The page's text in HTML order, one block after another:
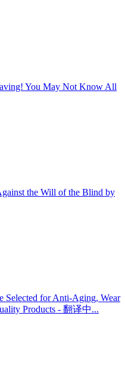
You May Not Know All
the Will of the Blind by
Selected for Anti-Aging, Wear
Products - 翻译中...